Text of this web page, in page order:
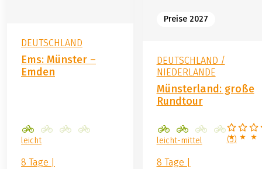
DEUTSCHLAND
Ems: Münster –
Emden
leicht
8 Tage |
Preise 2027
DEUTSCHLAND /
NIEDERLANDE
Münsterland: große
Rundtour
(5)
leicht-mittel
8 Tage |